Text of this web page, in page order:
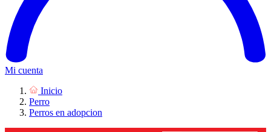
Mi cuenta
Inicio
Perro
Perros en adopcion